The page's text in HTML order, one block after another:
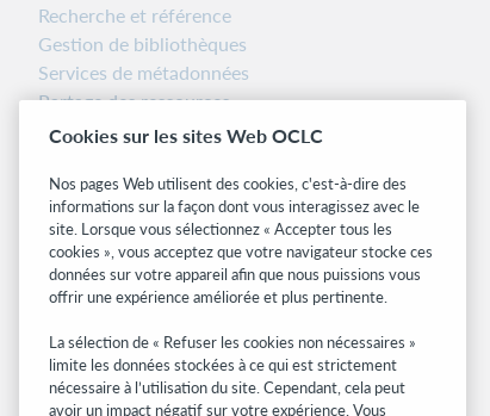
Recherche et référence
Gestion de bibliothèques
Services de métadonnées
Partage des ressources
Boîte à outils des bibliothécaires
Alertes systèmes
Sites associés
OCLC.org
Formats bibliographiques
Community Center
Research
WebJunction
Cookies sur les sites Web OCLC
Nos pages Web utilisent des cookies, c'est-à-dire des
informations sur la façon dont vous interagissez avec le
site. Lorsque vous sélectionnez « Accepter tous les
cookies », vous acceptez que votre navigateur stocke ces
données sur votre appareil afin que nous puissions vous
offrir une expérience améliorée et plus pertinente.
La sélection de « Refuser les cookies non nécessaires »
limite les données stockées à ce qui est strictement
nécessaire à l’utilisation du site. Cependant, cela peut
avoir un impact négatif sur votre expérience. Vous